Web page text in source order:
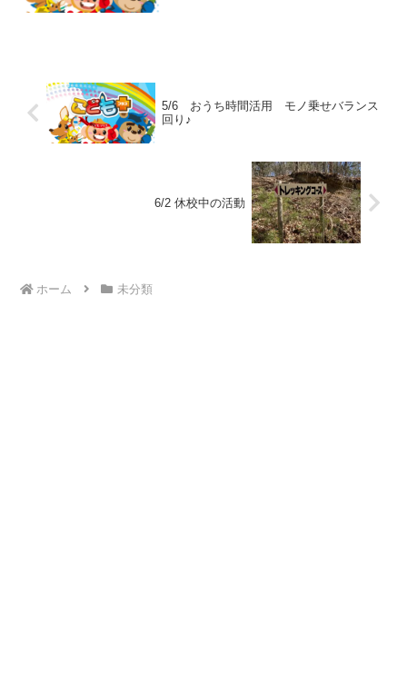
5/6 おうち時間活用 モノ乗せバランス
回り♪
6/2 休校中の活動
ホーム 未分類